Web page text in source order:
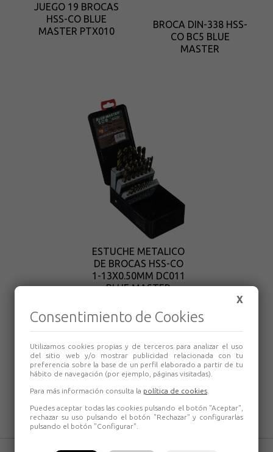
JUEGO 19 BROCAS
HSS-CO BLUE
MASTER PTX010
BROCA DIN-338 HSS-
CO BC5 BLUE
MASTER
ESTUCHE METALICO
DE BROCAS HSS-CO
1-13X0.50MM DC011
BLUE MASTER
X
Consentimiento de Cookies
Utilizamos cookies propias y de terceros para analizar el uso
del sitio web y/o mostrar publicidad relacionada con tu
preferencia sobre la base de un perfil elaborado a partir de tu
hábito de navegación (por ejemplo, páginas visitadas).
Para más información consulta la política de cookies
Puedes aceptar todas las cookies pulsando el botón "Aceptar",
rechazar su uso pulsando el botón "Rechazar" y configurarlas
pulsando el botón "Configurar".